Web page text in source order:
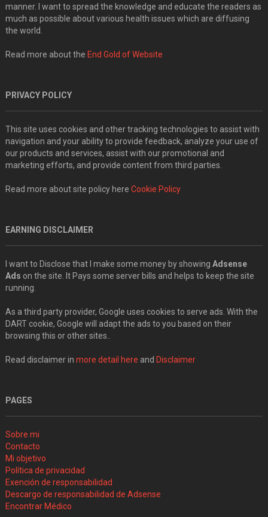
manner. I want to spread the knowledge and educate the readers as
much as possible about various health issues which are diffusing
the world.
Read more about the End Gold of Website
PRIVACY POLICY
This site uses cookies and other tracking technologies to assist with
navigation and your ability to provide feedback, analyze your use of
our products and services, assist with our promotional and
marketing efforts, and provide content from third parties.
Read more about site policy here Cookie Policy
EARNING DISCLAIMER
I want to Disclose that I make some money by showing Adsense
Ads on the site. It Pays some server bills and helps to keep the site
running.
As a third party provider, Google uses cookies to serve ads. With the
DART cookie, Google will adapt the ads to you based on their
browsing this or other sites..
Read disclaimer in more detail here and Disclaimer
PAGES
Sobre mi
Contacto
Mi objetivo
Política de privacidad
Exención de responsabilidad
Descargo de responsabilidad de Adsense
Encontrar Médico